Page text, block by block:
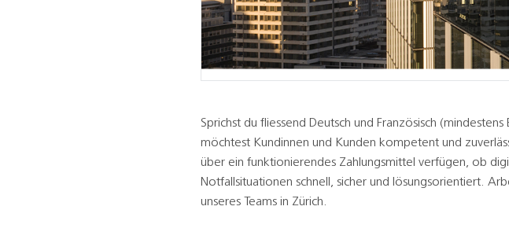
Sprichst du fliessend Deutsch und Französisch
möchtest Kundinnen und Kunden kompetent und
über ein funktionierendes Zahlungsmittel verfügen, ob
Notfallsituationen schnell, sicher und lösungsorientiert.
unseres Teams in Zürich.